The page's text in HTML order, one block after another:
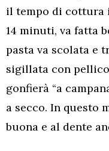
il tempo di cottura
14 minuti, va fatta
pasta va scolata e
sigillata con
gonfierà “a
a secco. In questo
buona e al dente